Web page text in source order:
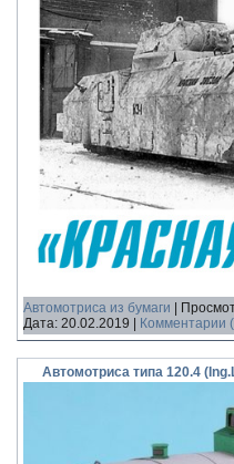
Автомотриса из бумаги
Дата: 20.02.2019 Комментарии
Автомотриса типа 120.4